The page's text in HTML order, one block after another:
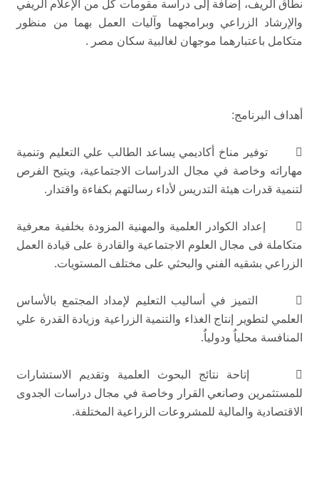
نطاق الريف، إضافة إلى دراسة مقومات كل من الإعلام الريفي
والإرشاد الزراعي وبرامجهما وآليات العمل بهما من منظور
متكامل باعتبارهما موجهان لغالبية سكان مصر .
أهداف البرنامج:
 توفير مناخ أكاديمي يساعد الطالب علي التعليم وتنمية
مهاراته وخاصة في مجال الدراسات الاجتماعية، ويتيح الفرص
لتنمية قدرات هيئة التدريس لأداء رسالتهم بكفاءة واقتدار.
 إعداد الكوادر العلمية والمهنية المزودة بخلفية معرفية
متكاملة فى مجال العلوم الاجتماعية والقادرة على قيادة العمل
الزراعي بشقيه الفني والبحثي على مختلف المستويات.
 التميز في أساليب التعليم لإمداد المجتمع بالأساس
العلمي لتطوير إنتاج الغذاء والتنمية الزراعية وزيادة القدرة علي
المنافسة محلياٌ ودولياٌ.
 إتاحة نتائج البحوث العلمية وتقديم الاستشارات
للمستثمرين وصانعي القرار وخاصة في مجال دراسات الجدوى
الاقتصادية والمالية للمشروعات الزراعية المختلفة.